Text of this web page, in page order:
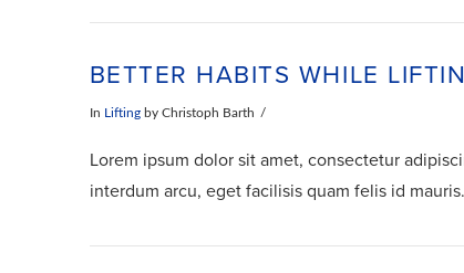
BETTER HABITS WHILE
In Liftingby Christoph Barth
Lorem ipsum dolor sit amet, consectetur
interdum arcu, eget facilisis quam felis id